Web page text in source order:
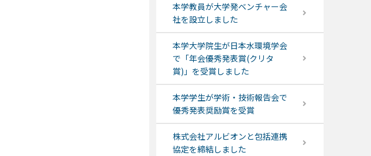
本学教員が大学発ベンチャー会
社を設立しました
本学大学院生が日本水環境学会
で「年会優秀発表賞(クリタ
賞)」を受賞しました
本学学生が学術・技術報告会で
優秀発表奨励賞を受賞
株式会社アルビオンと包括連携
協定を締結しました